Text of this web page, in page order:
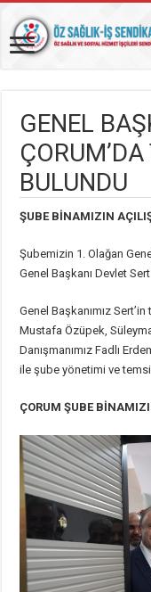
GENEL
BULUNDU
ŞUBE BİNAMIZIN
Şubemizin 1. Olağan
Genel Başkanı Devlet
Genel Başkanımız
Mustafa Özüpek,
Danışmanımız Fadlı
ile şube yönetimi ve
ÇORUM ŞUBE